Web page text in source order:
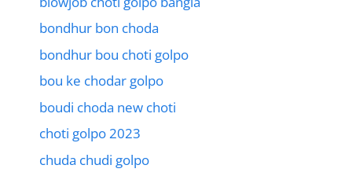
bondhur bon choda
bondhur bou choti golpo
bou ke chodar golpo
boudi choda new choti
choti golpo 2023
chuda chudi golpo